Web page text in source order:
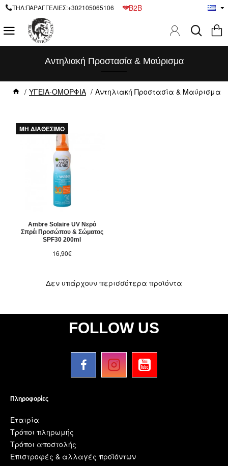
ΤΗΛ:ΠΑΡΑΓΓΕΛΙΕΣ:+302105065106 B2B
ΥΓΕΙΑ-ΟΜΟΡΦΙΑ Αντηλιακή Προστασία & Μαύρισμα
Αντηλιακή Προστασία & Μαύρισμα
ΜΗ ΔΙΑΘΕΣΙΜΟ
Ambre Solaire UV Νερό
Σπρέι Προσώπου & Σώματος
SPF30 200ml
16,90€
Δεν υπάρχουν περισσότερα προϊόντα
FOLLOW US
Πληροφορίες
Εταιρία
Τρόποι πληρωμής
Τρόποι αποστολής
Επιστροφές & αλλαγές προϊόντων